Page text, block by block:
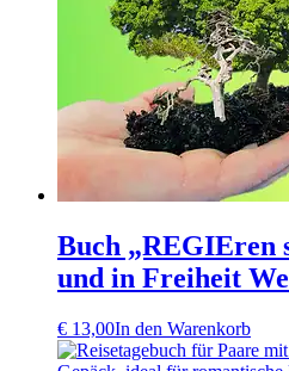
Buch „REGIEren
und in Freiheit
€ 13,00In den Warenkorb